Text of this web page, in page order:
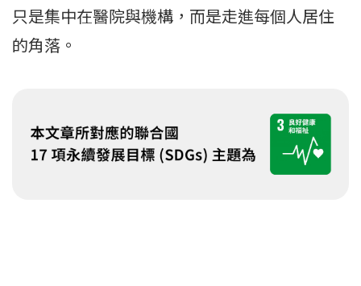
只是集中在醫院與機構，而是走進每個人居住
的角落。